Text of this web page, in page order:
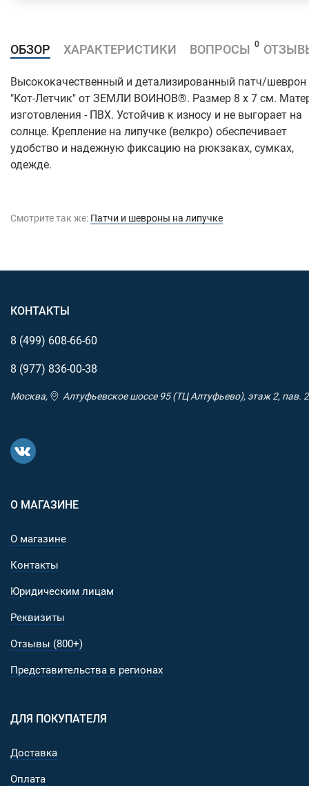
ОБЗОР ХАРАКТЕРИСТИКИ ВОПРОСЫ 0
Высококачественный и детализированный патч/шеврон
"Кот-Летчик" от ЗЕМЛИ ВОИНОВ®. Размер 8 x 7 см.
изготовления - ПВХ. Устойчив к износу и не выгорает на
солнце. Крепление на липучке (велкро) обеспечивает
удобство и надежную фиксацию на рюкзаках, сумках,
одежде.
Смотрите так же: Патчи и шевроны на липучке
КОНТАКТЫ
8 (499) 608-66-60
8 (977) 836-00-38
Москва, Алтуфьевское шоссе 95 (ТЦ Алтуфьево), этаж 2, пав. 2
О МАГАЗИНЕ
О магазине
Контакты
Юридическим лицам
Реквизиты
Отзывы (800+)
Представительства в регионах
ДЛЯ ПОКУПАТЕЛЯ
Доставка
Оплата